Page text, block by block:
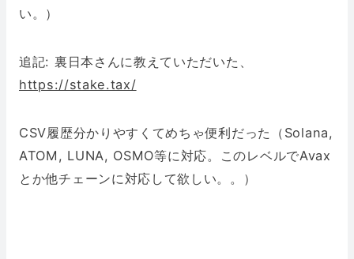
い。）
追記: 裏日本さんに教えていただいた、
https://stake.tax/
CSV履歴分かりやすくてめちゃ便利だった（Solana,
ATOM, LUNA, OSMO等に対応。このレベルでAvax
とか他チェーンに対応して欲しい。。）